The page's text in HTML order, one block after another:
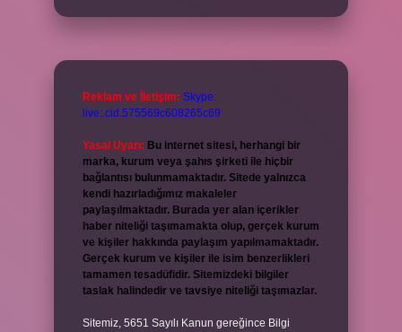
Reklam ve İletişim: Skype:
live:.cid.575569c608265c69
Yasal Uyarı: Bu internet sitesi, herhangi bir
marka, kurum veya şahıs şirketi ile hiçbir
bağlantısı bulunmamaktadır. Sitede yalnızca
kendi hazırladığımız makaleler
paylaşılmaktadır. Burada yer alan içerikler
haber niteliği taşımamakta olup, gerçek kurum
ve kişiler hakkında paylaşım yapılmamaktadır.
Gerçek kurum ve kişiler ile isim benzerlikleri
tamamen tesadüfidir. Sitemizdeki bilgiler
taslak halindedir ve tavsiye niteliği taşımazlar.
Sitemiz, 5651 Sayılı Kanun gereğince Bilgi